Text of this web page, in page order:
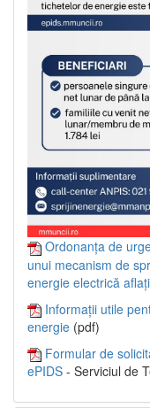
Ordonanța de
unui mecanism de
energie electrică
Informații utile
energie (pdf)
Formular de
ePIDS - Serviciul de